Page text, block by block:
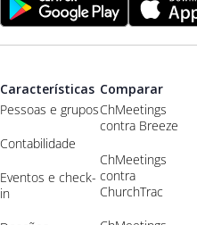
Características
Pessoas e grupos
Contabilidade
Eventos e check-
in
Comparar
ChMeetings
contra Breeze
ChMeetings
contra
ChurchTrac